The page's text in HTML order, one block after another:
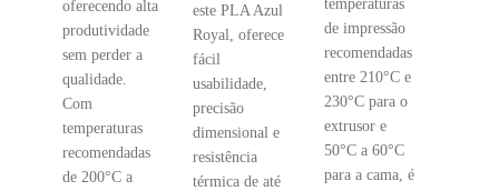
oferecendo alta
produtividade
sem perder a
qualidade.
Com
temperaturas
recomendadas
de 200°C a
este PLA Azul
Royal, oferece
fácil
usabilidade,
precisão
dimensional e
resistência
térmica de até
temperaturas
de impressão
recomendadas
entre 210°C e
230°C para o
extrusor e
50°C a 60°C
para a cama, é